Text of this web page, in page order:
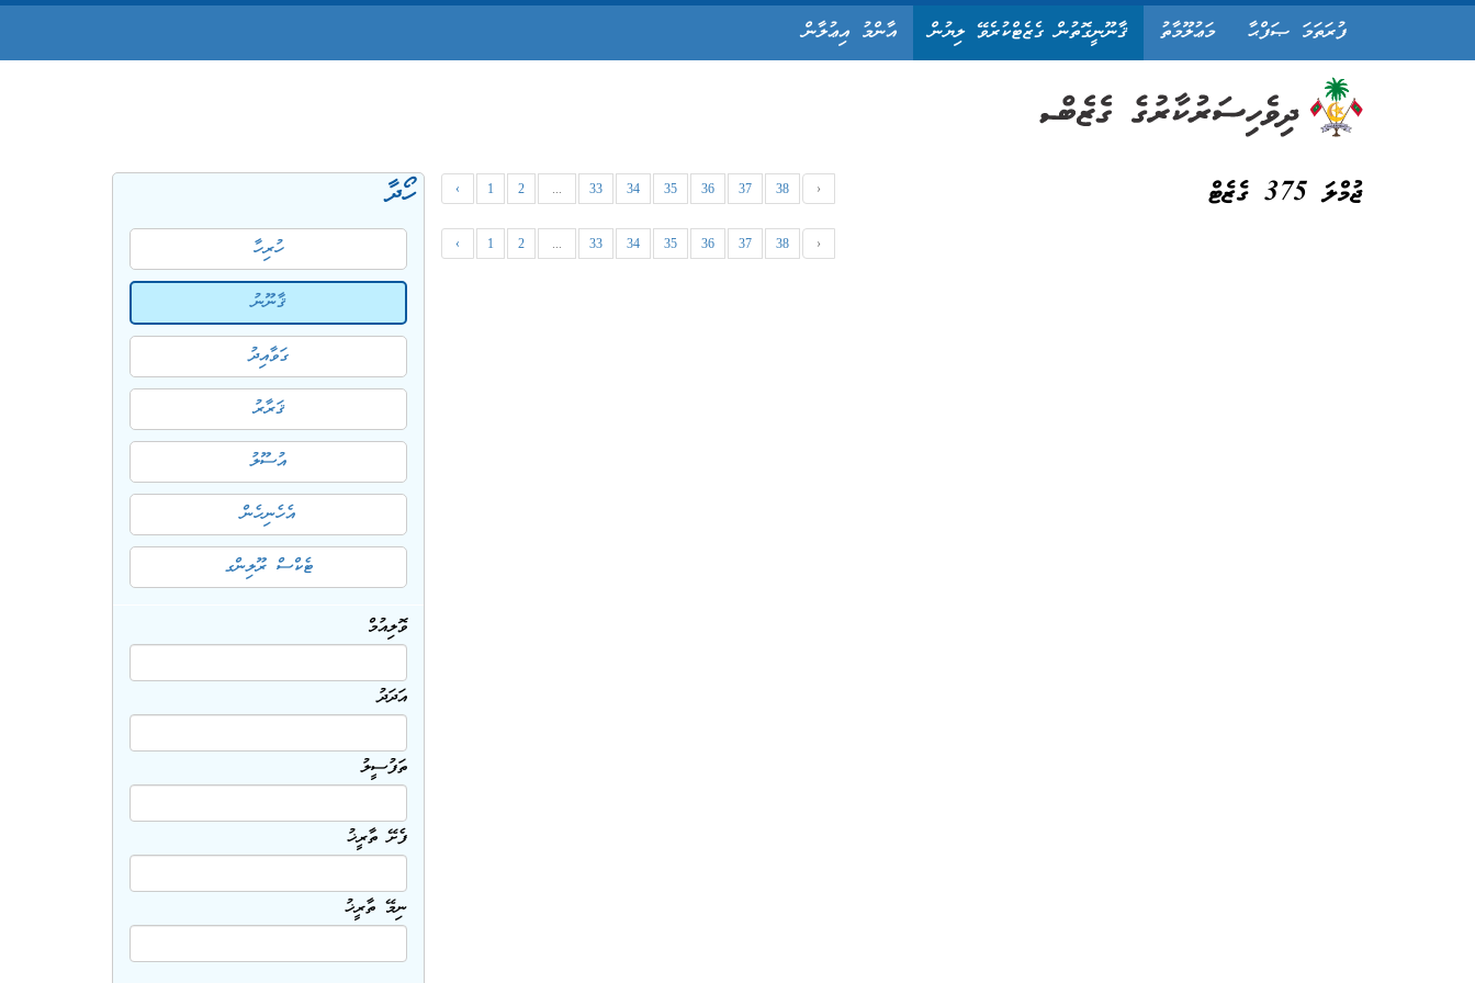
ފުރަތަމަ ޞަފްޙާ މަޢުލޫމާތު ޤާނޫނީގޮތުން ގެޒެޓްކުރެވޭ ލިޔުން އާންމު އިޢުލާން
ހޯދާ
ހުރިހާ
ޤާނޫނު
ގަވާއިދު
ޤަރާރު
އުސޫލު
އެހެނިހެން
ޓެކްސް ރޫލިންގ
ވޮލިއުމް
އަދަދު
ތަފުސީލު
ފެށޭ ތާރީޚު
ނިމޭ ތާރީޚު
ޖުމްލަ 375 ގެޒެޓް ‹ 1 2 ... 33 34 35 36 37 38 ›
‹ 1 2 ... 33 34 35 36 37 38 ›